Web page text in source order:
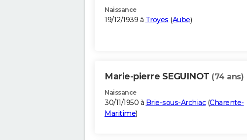
Naissance
19/12/1939 à Troyes (Aube)
Marie-pierre SEGUINOT (74 ans)
Naissance
30/11/1950 à Brie-sous-Archiac(Charente-
Maritime)